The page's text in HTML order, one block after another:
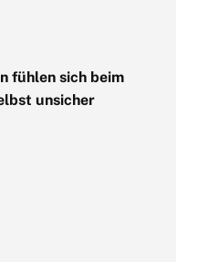
fühlen sich beim
unsicher